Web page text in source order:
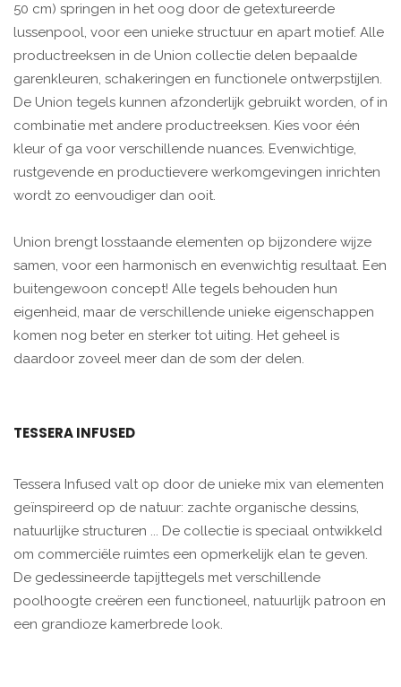
50 cm) springen in het oog door de getextureerde
lussenpool, voor een unieke structuur en apart motief. Alle
productreeksen in de Union collectie delen bepaalde
garenkleuren, schakeringen en functionele ontwerpstijlen.
De Union tegels kunnen afzonderlijk gebruikt worden, of in
combinatie met andere productreeksen. Kies voor één
kleur of ga voor verschillende nuances. Evenwichtige,
rustgevende en productievere werkomgevingen inrichten
wordt zo eenvoudiger dan ooit.
Union brengt losstaande elementen op bijzondere wijze
samen, voor een harmonisch en evenwichtig resultaat. Een
buitengewoon concept! Alle tegels behouden hun
eigenheid, maar de verschillende unieke eigenschappen
komen nog beter en sterker tot uiting. Het geheel is
daardoor zoveel meer dan de som der delen.
TESSERA INFUSED
Tessera Infused valt op door de unieke mix van elementen
geïnspireerd op de natuur: zachte organische dessins,
natuurlijke structuren ... De collectie is speciaal ontwikkeld
om commerciële ruimtes een opmerkelijk elan te geven.
De gedessineerde tapijttegels met verschillende
poolhoogte creëren een functioneel, natuurlijk patroon en
een grandioze kamerbrede look.